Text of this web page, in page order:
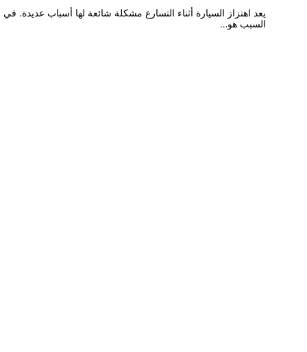
نقص سائل ناقل الحركة أو الحاجة إلى ضبط المحرك. ومع ذلك، قد يكون